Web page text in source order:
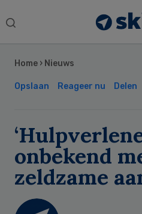
Search
Home › Nieuws
Opslaan Reageer nu Delen
onbekend
zeldzame
Sidebar